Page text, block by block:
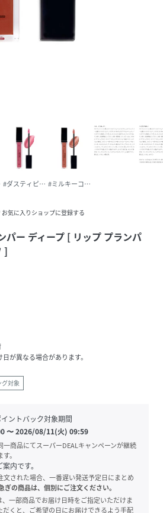
タ
#ダスティピンク#ミルキーココア
お気に入りショップに登録する
パー ディープ [ リップ プランパ
]
が異なる場合があります。
対象
ントバック対象期間
〜2026/08/11(火) 09:59
商品にてスーパーDEALキャンペーンが継続
。
内です。
された場合、一番遅い発送予定日にまとめ
ぎの商品は、個別にご注文ください。
一部商品でお届け日時をご指定いただけま
だくと、ご希望の日にお届けできるよう手配